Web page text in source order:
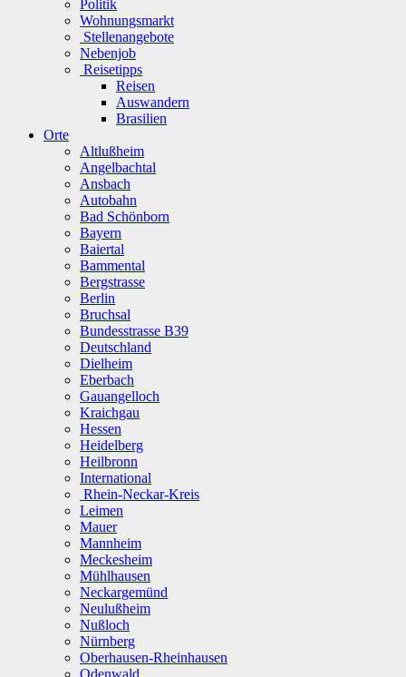
Politik
Wohnungsmarkt
Stellenangebote
Nebenjob
Reisetipps
Reisen
Auswandern
Brasilien
Orte
Altlußheim
Angelbachtal
Ansbach
Autobahn
Bad Schönborn
Bayern
Baiertal
Bammental
Bergstrasse
Berlin
Bruchsal
Bundesstrasse B39
Deutschland
Dielheim
Eberbach
Gauangelloch
Kraichgau
Hessen
Heidelberg
Heilbronn
International
Rhein-Neckar-Kreis
Leimen
Mauer
Mannheim
Meckesheim
Mühlhausen
Neckargemünd
Neulußheim
Nußloch
Nürnberg
Oberhausen-Rheinhausen
Odenwald